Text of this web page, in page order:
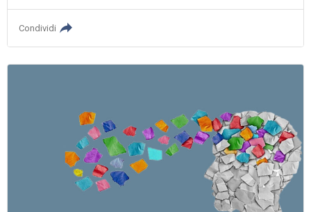
Condividi